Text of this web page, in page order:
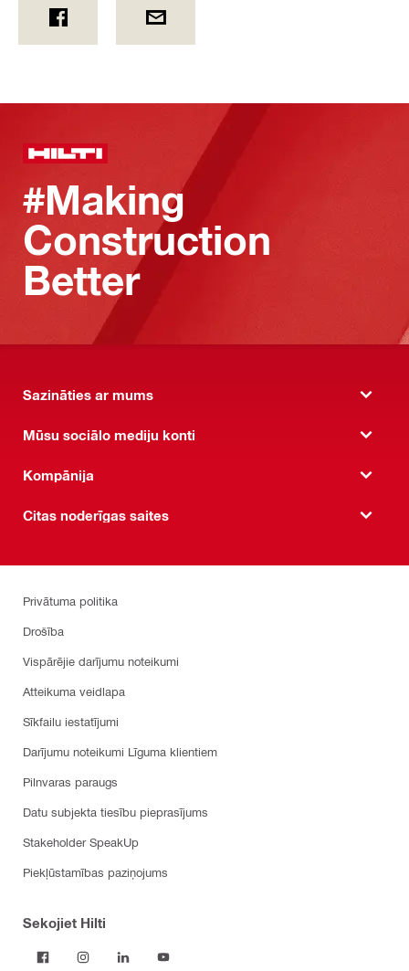
#Making
Construction
Better
Sazināties ar mums
Mūsu sociālo mediju konti
Kompānija
Citas noderīgas saites
Privātuma politika
Drošība
Vispārējie darījumu noteikumi
Atteikuma veidlapa
Sīkfailu iestatījumi
Darījumu noteikumi Līguma klientiem
Pilnvaras paraugs
Datu subjekta tiesību pieprasījums
Stakeholder SpeakUp
Piekļūstamības paziņojums
Sekojiet Hilti